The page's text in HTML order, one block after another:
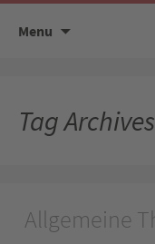
Menu
Tag
Allgemeine